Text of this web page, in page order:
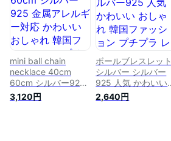
mini ball chain
necklace 40cm
60cm シルバー925
金属アレルギー対応
かわいい おしゃれ
3,120円
ボールブレスレット
シルバー シルバー
925 人気 かわいい
おしゃれ 韓国ファッ
ション プチプラ レ
2,640円